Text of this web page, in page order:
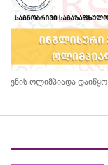
ენის ოლიმპიადა დაიწყო